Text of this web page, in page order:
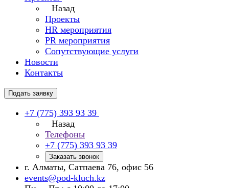
Назад
Проекты
HR мероприятия
PR мероприятия
Сопутствующие услуги
Новости
Контакты
Подать заявку
+7 (775) 393 93 39
Назад
Телефоны
+7 (775) 393 93 39
Заказать звонок
г. Алматы, Сатпаева 76, офис 56
events@pod-kluch.kz